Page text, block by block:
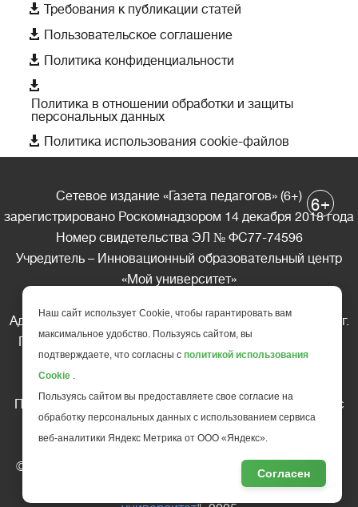
 Требования к публикации статей
 Пользовательское соглашение
 Политика конфиденциальности

Политика в отношении обработки и защиты
персональных данных
 Политика использования cookie-файлов
Сетевое издание «Газета педагогов» (6+)
зарегистрировано Роскомнадзором 14 декабря 2018 года
Номер свидетельства ЭЛ № ФС77-74596
Учредитель – Инновационный образовательный центр
«Мой университет»
Адрес редакции: 185035 Россия, Республика Карелия, г.
Петрозаводск, ул. Фридриха Энгельса д.10, офис 211
Телефон редакции: +7 (499) 685-10-45
Перепечатка материалов газеты допускается только c
письменного разрешения редакции
Ссылка на «Газету педагогов» обязательна.
© АНО ДПО "Инновационный образовательный центр
повышения квалификации и переподготовки "Мой
6+
Наш сайт использует Cookie, чтобы гарантировать вам
максимальное удобство. Пользуясь сайтом, вы
подтверждаете, что согласны с политикой использования
Cookie .
Пользуясь сайтом вы предоставляете свое согласие на
обработку персональных данных с использованием сервиса
веб-аналитики Яндекс Метрика от ООО «Яндекс».
Согласен